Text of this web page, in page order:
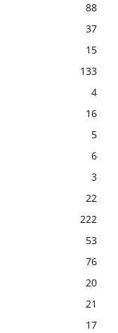
88
37
15
133
4
16
5
6
3
22
222
53
76
20
21
17